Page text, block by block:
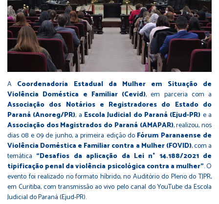
A Coordenadoria Estadual da Mulher em Situação de
Violência Doméstica e Familiar (Cevid), em parceria com a
Associação dos Notários e Registradores do Estado do
Paraná (Anoreg/PR), a Escola Judicial do Paraná (Ejud-PR) e a
Associação dos Magistrados do Paraná (AMAPAR), realizou, nos
dias 08 e 09 de junho, a primeira edição do Fórum Paranaense de
Violência Doméstica e Familiar contra a Mulher (FOVID), com a
temática “Desafios da aplicação da Lei n° 14.188/2021 de
tipificação penal da violência psicológica contra a mulher”. O
evento foi realizado no formato híbrido, no Auditório do Pleno do TJPR,
em Curitiba, com transmissão ao vivo pelo canal do YouTube da Escola
Judicial do Paraná (Ejud-PR).